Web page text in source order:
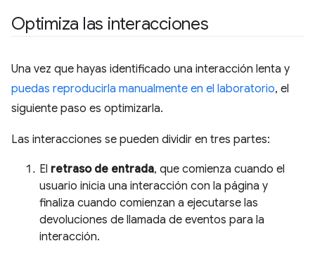
Optimiza las interacciones
Una vez que hayas identificado una interacción lenta y
puedas reproducirla manualmente en el laboratorio, el
siguiente paso es optimizarla.
Las interacciones se pueden dividir en tres partes:
El retraso de entrada, que comienza cuando el
usuario inicia una interacción con la página y
finaliza cuando comienzan a ejecutarse las
devoluciones de llamada de eventos para la
interacción.